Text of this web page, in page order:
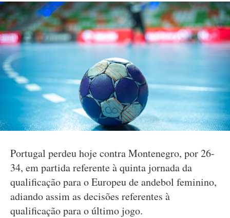
Portugal perdeu hoje contra Montenegro, por 26-
34, em partida referente à quinta jornada da
qualificação para o Europeu de andebol feminino,
adiando assim as decisões referentes à
qualificação para o último jogo.